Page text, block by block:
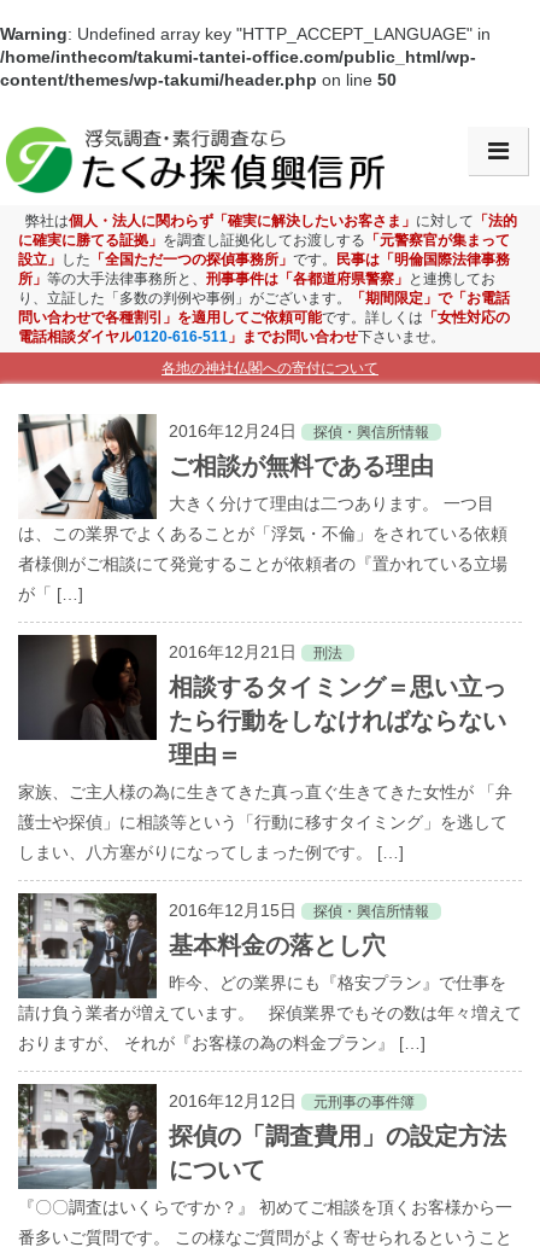
Warning: Undefined array key "HTTP_ACCEPT_LANGUAGE" in
/home/inthecom/takumi-tantei-office.com/public_html/wp-
content/themes/wp-takumi/header.php on line 50
会社情報・アクセス
素行調査
盗聴盗撮調査
ストーカー対策
お子様見守り調査
企業調査
家出調査
調査料金
ご利用の流れ
お客様の声
よくあるご質問
弊社は個人・法人に関わらず「確実に解決したいお客さま」 に対して 「法的
に確実に勝てる証拠」 を調査し証拠化してお渡しする 「元警察官が集まって
設立」 した 「全国ただ一つの探偵事務所」 です。
民事は「明倫国際法律事務
所」 等の大手法律事務所と、 刑事事件は「各都道府県警察」 と連携してお
り、立証した「多数の判例や事例」がございます。
「期間限定」で「お電話
問い合わせで各種割引」を適用してご依頼可能です。詳しくは 「女性対応の
電話相談ダイヤル0120-616-511 」までお問い合わせ下さいませ。
各地の神社仏閣への寄付について
2016年12月24日 探偵・興信所情報
ご相談が無料である理由
大きく分けて理由は二つあります。 一つ目
は、この業界でよくあることが「浮気・不倫」をされている依頼
者様側がご相談にて発覚することが依頼者の『置かれている立場
が「 […]
2016年12月21日 刑法
相談するタイミング＝思い立っ
たら行動をしなければならない
理由＝
家族、ご主人様の為に生きてきた真っ直ぐ生きてきた女性が 「弁
護士や探偵」に相談等という「行動に移すタイミング」を逃して
しまい、八方塞がりになってしまった例です。 […]
2016年12月15日 探偵・興信所情報
基本料金の落とし穴
昨今、どの業界にも『格安プラン』で仕事を
請け負う業者が増えています。 探偵業界でもその数は年々増えて
おりますが、 それが『お客様の為の料金プラン』 […]
2016年12月12日 元刑事の事件簿
探偵の「調査費用」の設定方法
について
『〇〇調査はいくらですか？』 初めてご相談を頂くお客様から一
番多いご質問です。 この様なご質問がよく寄せられるということ